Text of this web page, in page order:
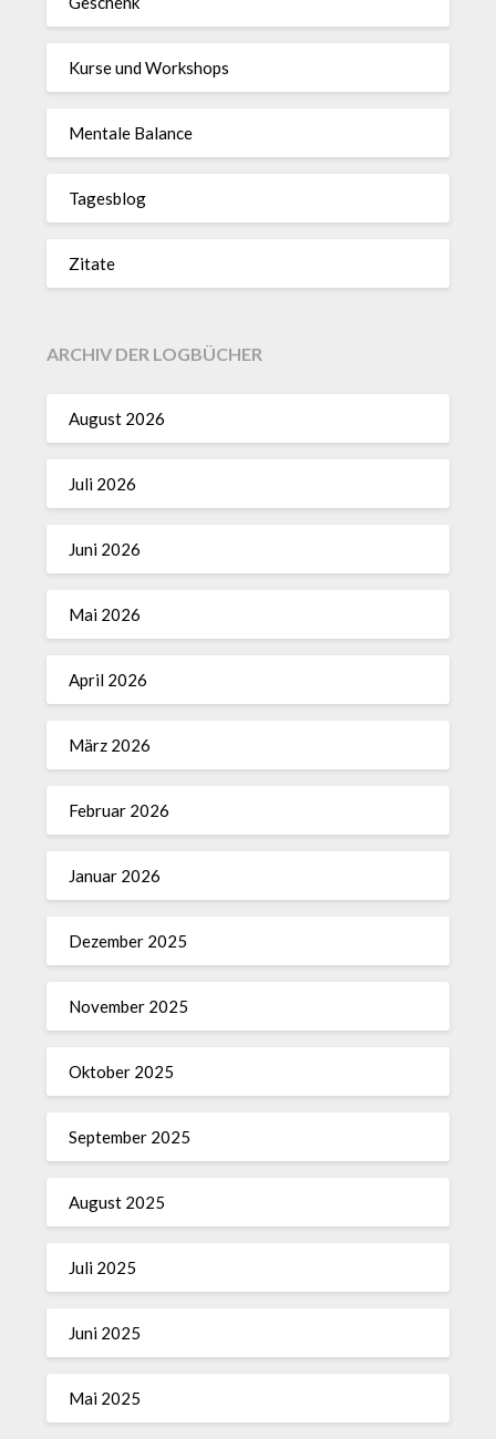
Kurse und Workshops
Mentale Balance
Tagesblog
Zitate
ARCHIV DER LOGBÜCHER
August 2026
Juli 2026
Juni 2026
Mai 2026
April 2026
März 2026
Februar 2026
Januar 2026
Dezember 2025
November 2025
Oktober 2025
September 2025
August 2025
Juli 2025
Juni 2025
Mai 2025